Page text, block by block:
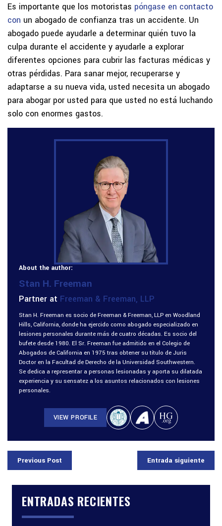
Es importante que los motoristas póngase en contacto
con un abogado de confianza tras un accidente. Un
abogado puede ayudarle a determinar quién tuvo la
culpa durante el accidente y ayudarle a explorar
diferentes opciones para cubrir las facturas médicas y
otras pérdidas. Para sanar mejor, recuperarse y
adaptarse a su nueva vida, usted necesita un abogado
para abogar por usted para que usted no está luchando
solo con enormes gastos.
About the author:
Stan H. Freeman
Partner at Freeman & Freeman, LLP
Stan H. Freeman es socio de Freeman & Freeman, LLP en Woodland
Hills, California, donde ha ejercido como abogado especializado en
lesiones personales durante más de cuatro décadas. Es socio del
bufete desde 1980. El Sr. Freeman fue admitido en el Colegio de
Abogados de California en 1975 tras obtener su título de Juris
Doctor en la Facultad de Derecho de la Universidad Southwestern.
Se dedica a representar a personas lesionadas y aporta su dilatada
experiencia y su sensatez a los asuntos relacionados con lesiones
personales.
VIEW PROFILE
Previous Post Entrada siguiente
ENTRADAS RECIENTES